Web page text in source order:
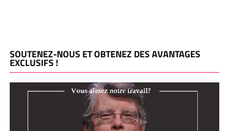
SOUTENEZ-NOUS ET OBTENEZ DES AVANTAGES
EXCLUSIFS !